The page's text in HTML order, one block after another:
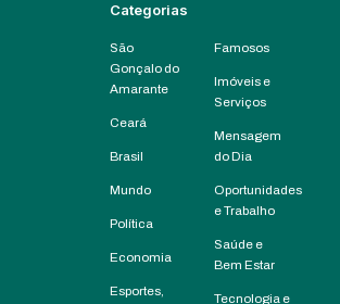
Categorias
São
Gonçalo do
Amarante
Ceará
Brasil
Mundo
Política
Economia
Esportes,
Famosos
Imóveis e
Serviços
Mensagem
do Dia
Oportunidades
e Trabalho
Saúde e
Bem Estar
Tecnologia e